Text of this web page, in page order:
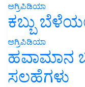
ಅಗ್ರಿಪಿಡಿಯಾ
ಕಬ್ಬು
ಅಗ್ರಿಪಿಡಿಯಾ
ಹವಾಮಾನ
ಸಲಹೆಗಳು